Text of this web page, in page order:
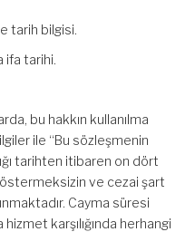
tarih bilgisi.
ifa tarihi.
bu hakkın kullanılma
ile “Bu sözleşmenin
tarihten itibaren on dört
ve cezai şart
Cayma süresi
karşılığında herhangi